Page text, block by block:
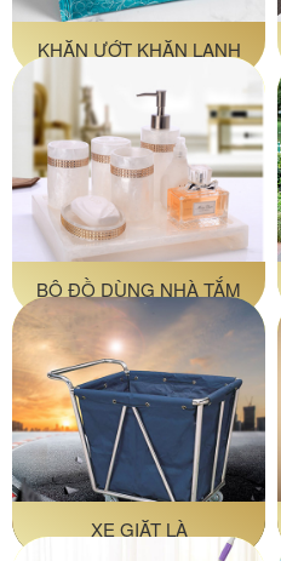
KHĂN ƯỚT KHĂN LẠNH
BỘ ĐỒ DÙNG NHÀ TẮM
XE GIẶT LÀ